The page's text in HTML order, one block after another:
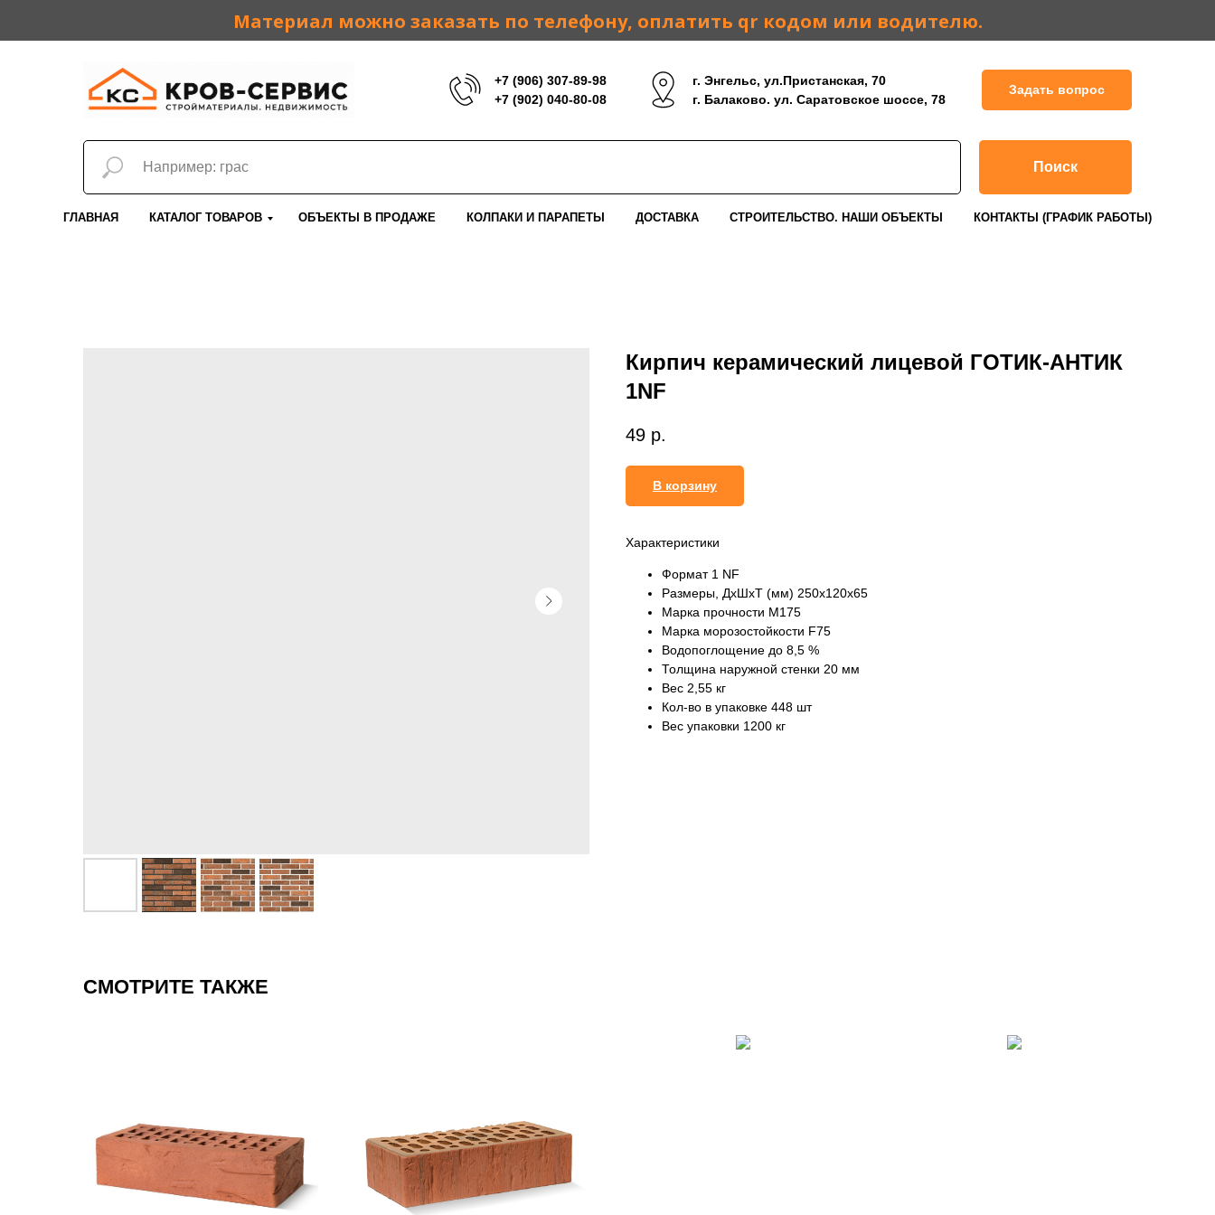
Материал можно заказать по телефону, оплатить qr кодом или водителю.
+7 (906) 307-89-98
+7 (902) 040-80-08
г. Энгельс, ул.Пристанская, 70
г. Балаково. ул. Саратовское шоссе, 78
Задать вопрос
Поиск
ГЛАВНАЯ КАТАЛОГ ТОВАРОВ ОБЪЕКТЫ В ПРОДАЖЕ КОЛПАКИ И ПАРАПЕТЫ ДОСТАВКА СТРОИТЕЛЬСТВО. НАШИ ОБЪЕКТЫ КОНТАКТЫ (ГРАФИК РАБОТЫ)
Кирпич керамический лицевой ГОТИК-АНТИК
1NF
49 р.
В корзину
Характеристики
Формат 1 NF
Размеры, ДхШхТ (мм) 250х120х65
Марка прочности М175
Марка морозостойкости F75
Водопоглощение до 8,5 %
Толщина наружной стенки 20 мм
Вес 2,55 кг
Кол-во в упаковке 448 шт
Вес упаковки 1200 кг
СМОТРИТЕ ТАКЖЕ